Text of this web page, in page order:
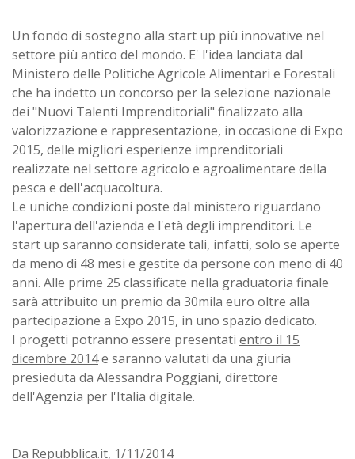
Un fondo di sostegno alla start up più innovative nel
settore più antico del mondo. E' l'idea lanciata dal
Ministero delle Politiche Agricole Alimentari e Forestali
che ha indetto un concorso per la selezione nazionale
dei "Nuovi Talenti Imprenditoriali" finalizzato alla
valorizzazione e rappresentazione, in occasione di Expo
2015, delle migliori esperienze imprenditoriali
realizzate nel settore agricolo e agroalimentare della
pesca e dell'acquacoltura.
Le uniche condizioni poste dal ministero riguardano
l'apertura dell'azienda e l'età degli imprenditori. Le
start up saranno considerate tali, infatti, solo se aperte
da meno di 48 mesi e gestite da persone con meno di 40
anni. Alle prime 25 classificate nella graduatoria finale
sarà attribuito un premio da 30mila euro oltre alla
partecipazione a Expo 2015, in uno spazio dedicato.
I progetti potranno essere presentati entro il 15
dicembre 2014e saranno valutati da una giuria
presieduta da Alessandra Poggiani, direttore
dell'Agenzia per l'Italia digitale.
Da Repubblica.it, 1/11/2014